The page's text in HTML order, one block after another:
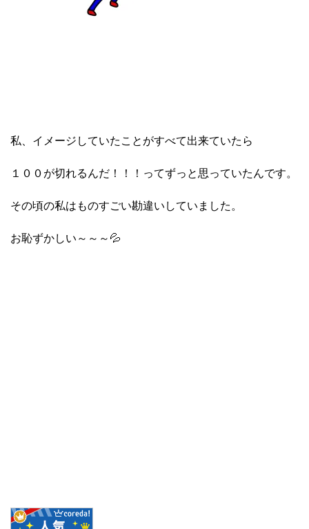
私、イメージしていたことがすべて出来ていたら
１００が切れるんだ！！！ってずっと思っていたんです。
その頃の私はものすごい勘違いしていました。
お恥ずかしい～～～💦